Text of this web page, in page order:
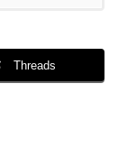
Threads